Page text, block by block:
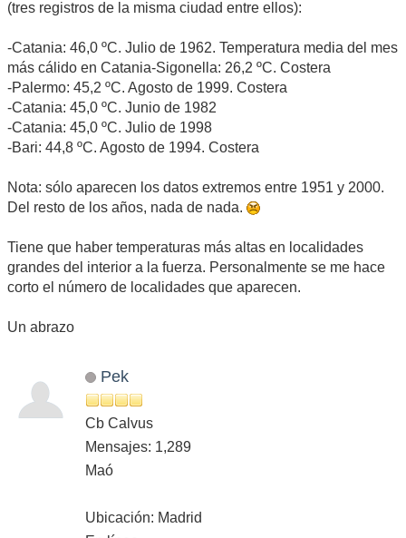
(tres registros de la misma ciudad entre ellos):
-Catania: 46,0 ºC. Julio de 1962. Temperatura media del mes
más cálido en Catania-Sigonella: 26,2 ºC. Costera
-Palermo: 45,2 ºC. Agosto de 1999. Costera
-Catania: 45,0 ºC. Junio de 1982
-Catania: 45,0 ºC. Julio de 1998
-Bari: 44,8 ºC. Agosto de 1994. Costera
Nota: sólo aparecen los datos extremos entre 1951 y 2000.
Del resto de los años, nada de nada.
Tiene que haber temperaturas más altas en localidades
grandes del interior a la fuerza. Personalmente se me hace
corto el número de localidades que aparecen.
Un abrazo
Pek
Cb Calvus
Mensajes: 1,289
Maó
Ubicación: Madrid